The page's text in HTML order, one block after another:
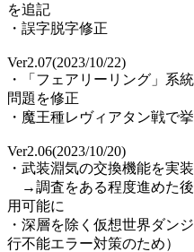
を追記
・誤字脱字修正
Ver2.07(2023/10/22)
・「フェアリーリング」系
問題を修正
・魔王種レヴィアタン戦で
Ver2.06(2023/10/20)
・武装淵気の交換機能を実装
→調査をある程度進めた後
用可能に
・深層を除く仮想世界ダン
行不能エラー対策のため）